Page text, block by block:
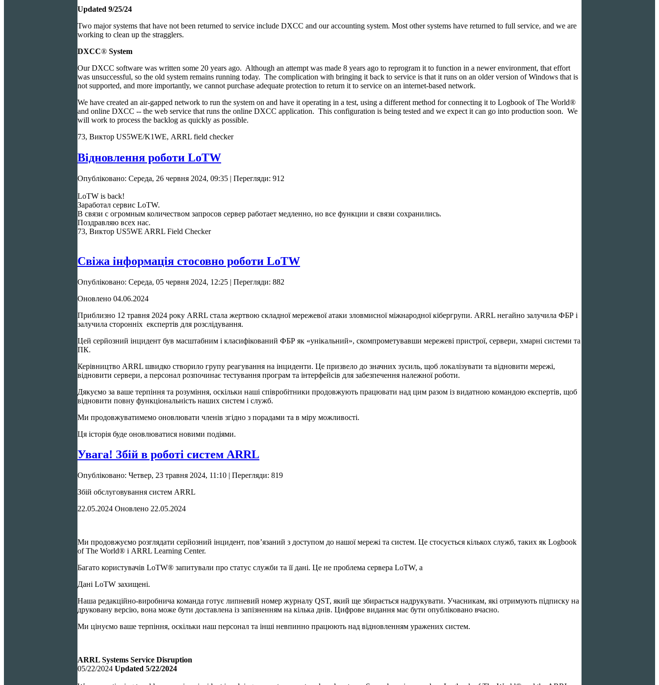
Updated 9/25/24
Two major systems that have not been returned to service include DXCC and our accounting system. Most other systems have returned to full service, and we are
working to clean up the stragglers.
DXCC® System
Our DXCC software was written some 20 years ago. Although an attempt was made 8 years ago to reprogram it to function in a newer environment, that effort
was unsuccessful, so the old system remains running today. The complication with bringing it back to service is that it runs on an older version of Windows that is
not supported, and more importantly, we cannot purchase adequate protection to return it to service on an internet-based network.
We have created an air-gapped network to run the system on and have it operating in a test, using a different method for connecting it to Logbook of The World®
and online DXCC -- the web service that runs the online DXCC application. This configuration is being tested and we expect it can go into production soon. We
will work to process the backlog as quickly as possible.
73, Виктор US5WE/K1WE, ARRL field checker
Відновлення роботи LoTW
Опубліковано: Середа, 26 червня 2024, 09:35 | Перегляди: 912
LoTW is back!
Заработал сервис LoTW.
В связи с огромным количеством запросов сервер работает медленно, но все функции и связи сохранились.
Поздравляю всех нас.
73, Виктор US5WE ARRL Field Checker
Свіжа інформація стосовно роботи LoTW
Опубліковано: Середа, 05 червня 2024, 12:25 | Перегляди: 882
Оновлено 04.06.2024
Приблизно 12 травня 2024 року ARRL стала жертвою складної мережевої атаки зловмисної міжнародної кібергрупи. ARRL негайно залучила ФБР і
залучила сторонніх експертів для розслідування.
Цей серйозний інцидент був масштабним і класифікований ФБР як «унікальний», скомпрометувавши мережеві пристрої, сервери, хмарні системи та
ПК.
Керівництво ARRL швидко створило групу реагування на інциденти. Це призвело до значних зусиль, щоб локалізувати та відновити мережі,
відновити сервери, а персонал розпочинає тестування програм та інтерфейсів для забезпечення належної роботи.
Дякуємо за ваше терпіння та розуміння, оскільки наші співробітники продовжують працювати над цим разом із видатною командою експертів, щоб
відновити повну функціональність наших систем і служб.
Ми продовжуватимемо оновлювати членів згідно з порадами та в міру можливості.
Ця історія буде оновлюватися новими подіями.
Увага! Збій в роботі систем ARRL
Опубліковано: Четвер, 23 травня 2024, 11:10 | Перегляди: 819
Збій обслуговування систем ARRL
22.05.2024 Оновлено 22.05.2024
Ми продовжуємо розглядати серйозний інцидент, пов’язаний з доступом до нашої мережі та систем. Це стосується кількох служб, таких як Logbook
of The World® і ARRL Learning Center.
Багато користувачів LoTW® запитували про статус служби та її дані. Це не проблема сервера LoTW, а
Дані LoTW захищені.
Наша редакційно-виробнича команда готує липневий номер журналу QST, який ще збирається надрукувати. Учасникам, які отримують підписку на
друковану версію, вона може бути доставлена із запізненням на кілька днів. Цифрове видання має бути опубліковано вчасно.
Ми цінуємо ваше терпіння, оскільки наш персонал та інші невпинно працюють над відновленням уражених систем.
ARRL Systems Service Disruption
05/22/2024 Updated 5/22/2024